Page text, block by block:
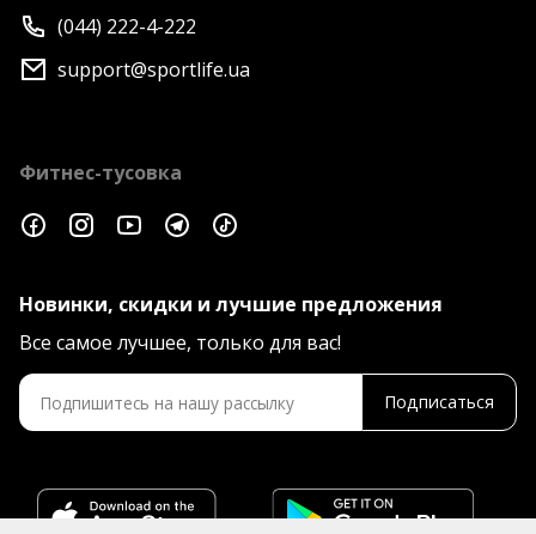
(044) 222-4-222
support@sportlife.ua
Фитнес-тусовка
Новинки, скидки и лучшие предложения
Все самое лучшее, только для вас!
Подписаться